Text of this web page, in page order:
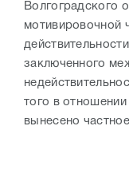
Волгоградского
мотивировочной
заключенного
того в
вынесено